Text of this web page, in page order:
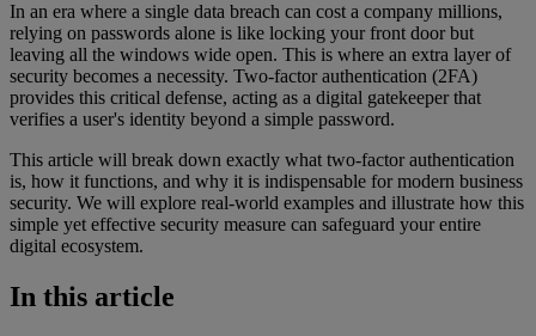
In an era where a single data breach can cost a company millions,
relying on passwords alone is like locking your front door but
leaving all the windows wide open. This is where an extra layer of
security becomes a necessity. Two-factor authentication (2FA)
provides this critical defense, acting as a digital gatekeeper that
verifies a user's identity beyond a simple password.
This article will break down exactly what two-factor authentication
is, how it functions, and why it is indispensable for modern business
security. We will explore real-world examples and illustrate how this
simple yet effective security measure can safeguard your entire
digital ecosystem.
In this article